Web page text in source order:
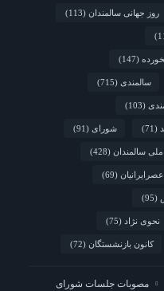
روز جهانی سالمندان (113)
(147)
سالمندی (715)
(103)
(71) شورای (91)
سالمندان (428)
عصرایرانیان (69)
(95)
نحوی نژاد (75)
کانون بازنشستگان (72)
مصوبات جلسات شورای